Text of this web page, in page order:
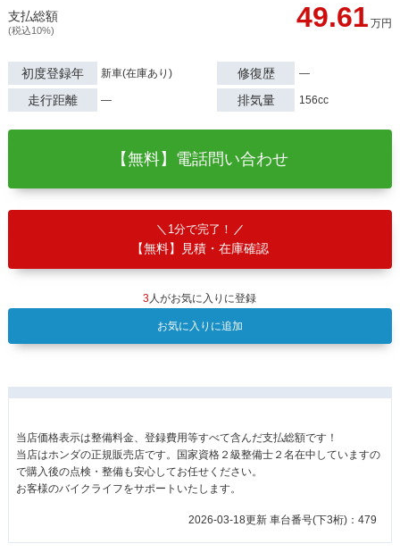
支払総額
(税込10%) 49.61 万円
初度登録年 新車(在庫あり) 修復歴 ―
走行距離 ― 排気量 156cc
【無料】電話問い合わせ
1分で完了！
【無料】見積・在庫確認
3 人がお気に入りに登録
お気に入りに追加
当店価格表示は整備料金、登録費用等すべて含んだ支払総額です！
当店はホンダの正規販売店です。国家資格２級整備士２名在中していますの
で購入後の点検・整備も安心してお任せください。
お客様のバイクライフをサポートいたします。
2026-03-18更新 車台番号(下3桁)：479